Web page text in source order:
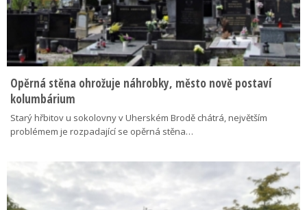
Opěrná stěna ohrožuje náhrobky, město nově postaví
kolumbárium
Starý hřbitov u sokolovny v Uherském Brodě chátrá, největším
problémem je rozpadající se opěrná stěna…